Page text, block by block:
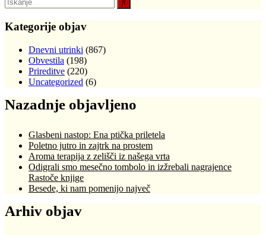
Kategorije objav
Dnevni utrinki (867)
Obvestila (198)
Prireditve (220)
Uncategorized (6)
Nazadnje objavljeno
Glasbeni nastop: Ena ptička priletela
Poletno jutro in zajtrk na prostem
Aroma terapija z zelišči iz našega vrta
Odigrali smo mesečno tombolo in izžrebali nagrajence
Rastoče knjige
Besede, ki nam pomenijo največ
Arhiv objav